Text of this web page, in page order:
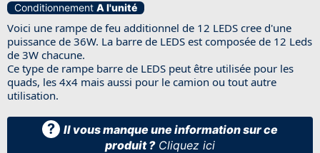
Conditionnement A l'unité
Voici une rampe de feu additionnel de 12 LEDS cree d'une
puissance de 36W. La barre de LEDS est composée de 12 Leds
de 3W chacune.
Ce type de rampe barre de LEDS peut être utilisée pour les
quads, les 4x4 mais aussi pour le camion ou tout autre
utilisation.
? Il vous manque une information sur ce
produit ? Cliquez ici